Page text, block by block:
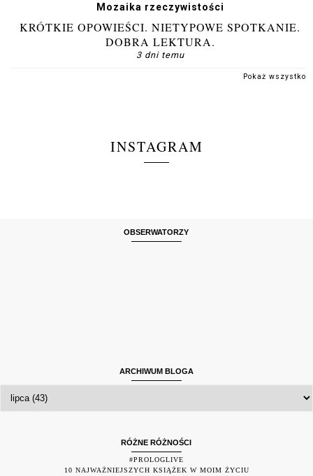
Mozaika rzeczywistości
KRÓTKIE OPOWIEŚCI. NIETYPOWE SPOTKANIE.
DOBRA LEKTURA.
3 dni temu
Pokaż wszystko
INSTAGRAM
OBSERWATORZY
ARCHIWUM BLOGA
RÓŻNE RÓŻNOŚCI
#PROLOGLIVE
10 NAJWAŻNIEJSZYCH KSIĄŻEK W MOIM ŻYCIU